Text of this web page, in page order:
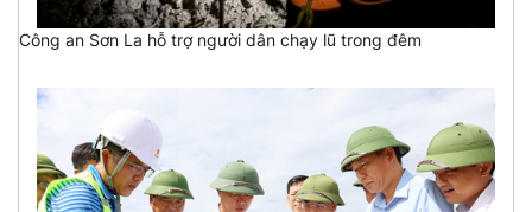
Công an Sơn La hỗ trợ người dân chạy lũ trong đêm